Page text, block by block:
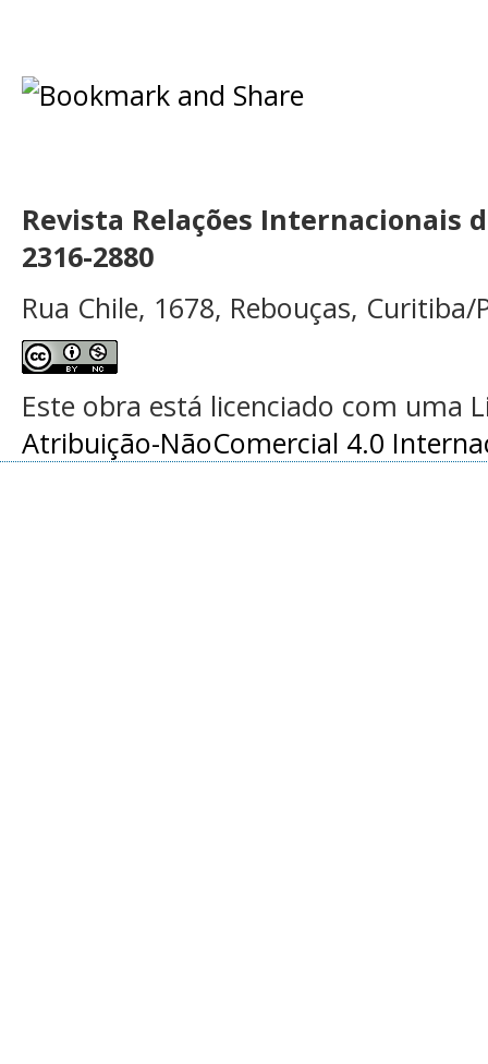
Revista Relações Internacionais
2316-2880
Rua Chile, 1678, Rebouças, Curitiba/
Este obra está licenciado com uma
Atribuição-NãoComercial 4.0